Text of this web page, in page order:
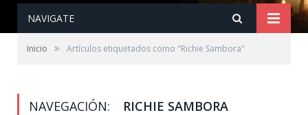
NAVIGATE
Inicio » Artículos etiquetados como "Richie Sambora"
NAVEGACIÓN: RICHIE SAMBORA